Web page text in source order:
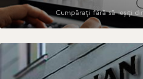
Cumpărați fără să ieșiți